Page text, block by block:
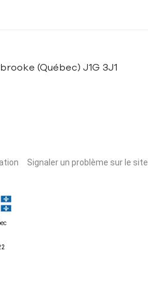
(Québec) J1G 3J1
Signaler un problème sur le site